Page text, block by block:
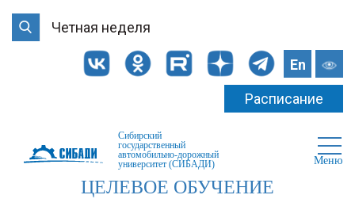
Четная неделя
En
Расписание
Сибирский
государственный
автомобильно-дорожный
университет (СИБАДИ)
Меню
ЦЕЛЕВОЕ ОБУЧЕНИЕ